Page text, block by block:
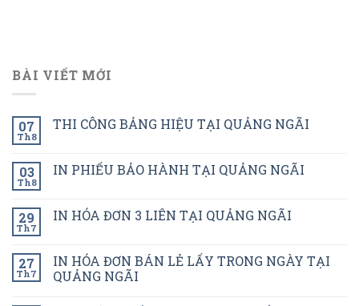
BÀI VIẾT MỚI
07
Th8
THI CÔNG BẢNG HIỆU TẠI QUẢNG NGÃI
03
Th8
IN PHIẾU BẢO HÀNH TẠI QUẢNG NGÃI
29
Th7
IN HÓA ĐƠN 3 LIÊN TẠI QUẢNG NGÃI
27
Th7
IN HÓA ĐƠN BÁN LẺ LẤY TRONG NGÀY TẠI
QUẢNG NGÃI